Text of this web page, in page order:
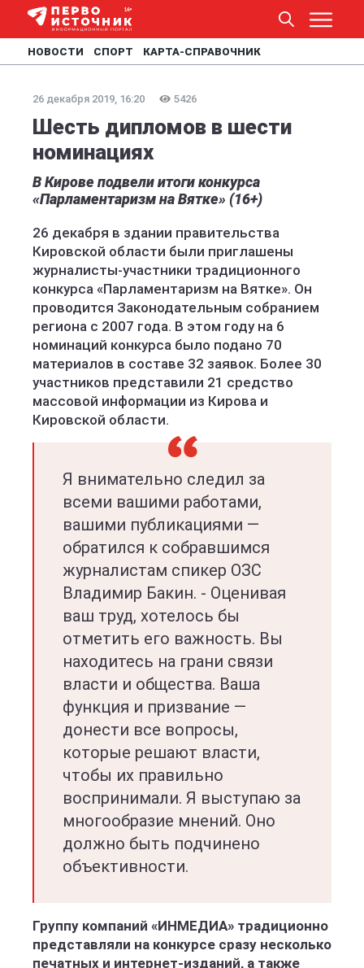
НОВОСТИ СПОРТ КАРТА-СПРАВОЧНИК
26 декабря 2019, 16:20 5426
Шесть дипломов в шести
номинациях
В Кирове подвели итоги конкурса
«Парламентаризм на Вятке» (16+)
26 декабря в здании правительства
Кировской области были приглашены
журналисты-участники традиционного
конкурса «Парламентаризм на Вятке». Он
проводится Законодательным собранием
региона с 2007 года. В этом году на 6
номинаций конкурса было подано 70
материалов в составе 32 заявок. Более 30
участников представили 21 средство
массовой информации из Кирова и
Кировской области.
Я внимательно следил за
всеми вашими работами,
вашими публикациями —
обратился к собравшимся
журналистам спикер ОЗС
Владимир Бакин. - Оценивая
ваш труд, хотелось бы
отметить его важность. Вы
находитесь на грани связи
власти и общества. Ваша
функция и призвание —
донести все вопросы,
которые решают власти,
чтобы их правильно
воспринимали. Я выступаю за
многообразие мнений. Оно
должно быть подчинено
объективности.
Группу компаний «ИНМЕДИА» традиционно
представляли на конкурсе сразу несколько
печатных и интернет-изданий, а также